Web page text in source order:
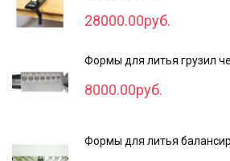
28000.00руб.
Формы для литья грузил
8000.00руб.
Формы для литья